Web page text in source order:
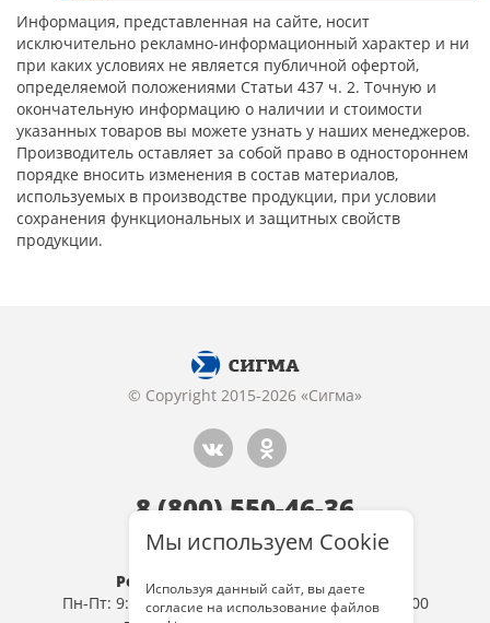
Информация, представленная на сайте, носит
исключительно рекламно-информационный характер и ни
при каких условиях не является публичной офертой,
определяемой положениями Статьи 437 ч. 2. Точную и
окончательную информацию о наличии и стоимости
указанных товаров вы можете узнать у наших менеджеров.
Производитель оставляет за собой право в одностороннем
порядке вносить изменения в состав материалов,
используемых в производстве продукции, при условии
сохранения функциональных и защитных свойств
продукции.
© Copyright 2015-2026 «Сигма»
8 (800) 550-46-36
Обратный звонок
Розница: г. Тула, ул 9 Мая, д.19
Пн-Пт: 9:00-19:00, Сб: 10:00-19:00, Вс: 10:00-18:00
Мы используем Cookie
Используя данный сайт, вы даете
согласие на использование файлов